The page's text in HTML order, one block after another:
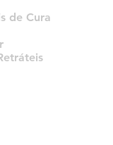
de Cura